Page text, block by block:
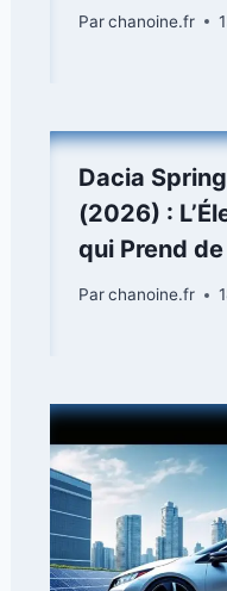
Parchanoine.fr
Dacia
(2026) :
qui Prend
Parchanoine.fr